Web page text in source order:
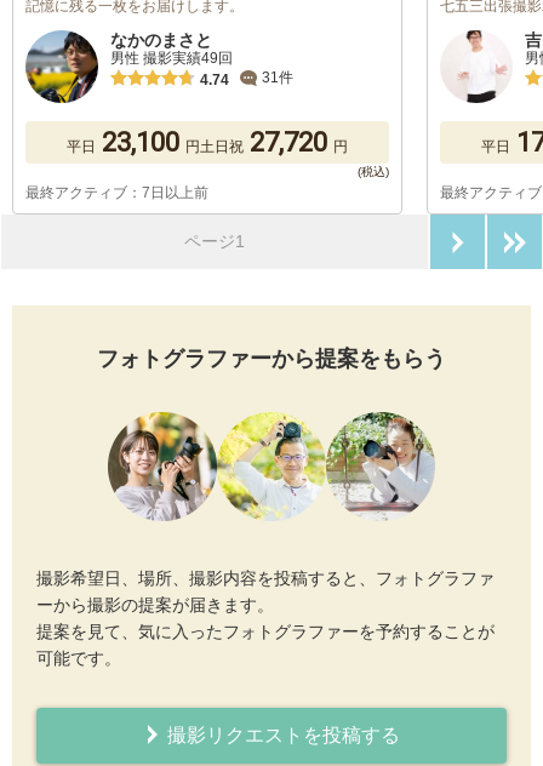
記憶に残る一枚をお届けします。
なかのまさと
男性 撮影実績49回
4.74
31件
平日 23,100 円土日祝 27,720 円
最終アクティブ：7日以上前
七五三出張撮
平日
最終アクティ
ページ1
フォトグラファーから提案をもらう
撮影希望日、場所、撮影内容を投稿すると、フォトグラファ
ーから撮影の提案が届きます。
提案を見て、気に入ったフォトグラファーを予約することが
可能です。
撮影リクエストを投稿する